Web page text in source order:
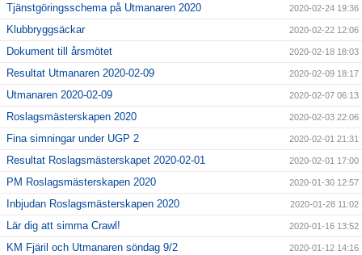
Tjänstgöringsschema på Utmanaren 2020 2020-02-24 19:36
Klubbryggsäckar 2020-02-22 12:06
Dokument till årsmötet 2020-02-18 18:03
Resultat Utmanaren 2020-02-09 2020-02-09 18:17
Utmanaren 2020-02-09 2020-02-07 06:13
Roslagsmästerskapen 2020 2020-02-03 22:06
Fina simningar under UGP 2 2020-02-01 21:31
Resultat Roslagsmästerskapet 2020-02-01 2020-02-01 17:00
PM Roslagsmästerskapen 2020 2020-01-30 12:57
Inbjudan Roslagsmästerskapen 2020 2020-01-28 11:02
Lär dig att simma Crawl! 2020-01-16 13:52
KM Fjäril och Utmanaren söndag 9/2 2020-01-12 14:16